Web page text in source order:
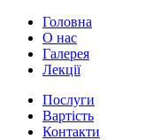
Головна
О нас
Галерея
Лекції
Послуги
Вартість
Контакти